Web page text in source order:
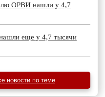
ОРВИ нашли у 4,7
еще у 4,7 тысячи
новости по теме